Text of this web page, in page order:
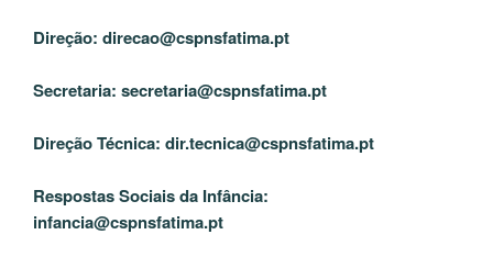
Direção: direcao@cspnsfatima.pt
Secretaria: secretaria@cspnsfatima.pt
Direção Técnica: dir.tecnica@cspnsfatima.pt
Respostas Sociais da Infância:
infancia@cspnsfatima.pt